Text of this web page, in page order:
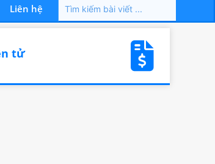
Tin tức – Sự kiện Liên hệ
Liên hệ
tử